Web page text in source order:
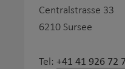
Centralstrasse 33
6210 Sursee
Tel: +41 41 926 72